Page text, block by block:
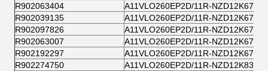
R902063404
A11VLO260EP2D/11R-NZD12K67H-S
R902039135
A11VLO260EP2D/11R-NZD12K67V-S
R902097826
A11VLO260EP2D/11R-NZD12K67VH
R902063007
A11VLO260EP2D/11R-
R902192297
A11VLO260EP2D/11R-NZD12K67VP
R902274750
A11VLO260EP2D/11R-NZD12K83P